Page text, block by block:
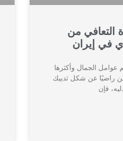
التعافي من
في إيران
عوامل الجمال وأكثرها
تكن راضيًا عن شكل ثدييك
فإن